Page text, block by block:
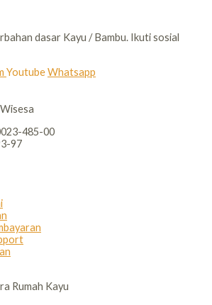
dasar Kayu / Bambu. Ikuti sosial
YoutubeWhatsapp
485-00
97
Rumah Kayu